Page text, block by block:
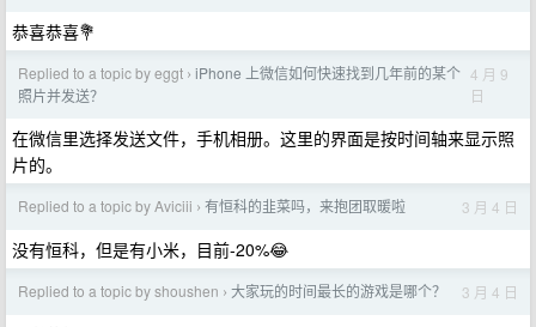
恭喜恭喜💐
Replied to a topic by eggt › iPhone 上微信如何快速找到几年前的某个
照片并发送？
4 月 9
日
在微信里选择发送文件，手机相册。这里的界面是按时间轴来显示照
片的。
Replied to a topic by Aviciii › 有恒科的韭菜吗，来抱团取暖啦 3 月 4 日
没有恒科，但是有小米，目前-20%😂
Replied to a topic by shoushen › 大家玩的时间最长的游戏是哪个？ 3 月 4 日